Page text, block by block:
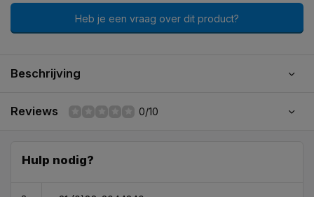
Heb je een vraag over dit product?
Beschrijving
Reviews 0/10
Hulp nodig?